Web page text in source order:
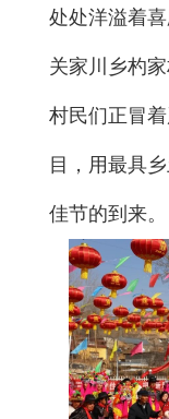
处处洋溢着
关家川乡杓
村民们正冒
目，用最具
佳节的到来。